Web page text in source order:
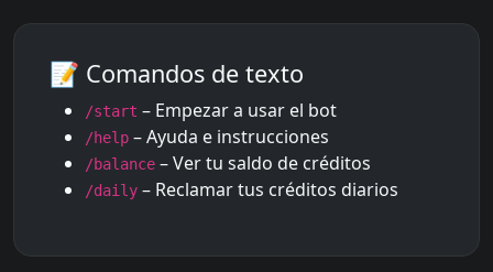
📝 Comandos de texto
/start – Empezar a usar el bot
/help – Ayuda e instrucciones
/balance – Ver tu saldo de créditos
/daily – Reclamar tus créditos diarios